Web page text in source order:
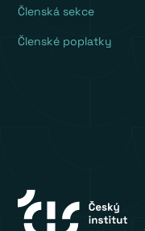
‍Členská sekce
Členské poplatky